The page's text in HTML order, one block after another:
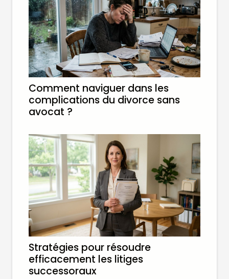
Comment naviguer dans les
complications du divorce sans
avocat ?
Stratégies pour résoudre
efficacement les litiges
successoraux